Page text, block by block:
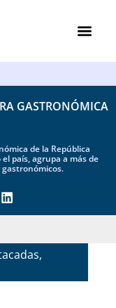
GASTRONÓMICA
de la República
país, agrupa a más de
,